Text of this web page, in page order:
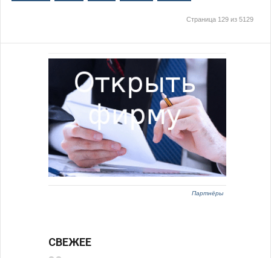
Страница 129 из 5129
Партнёры
СВЕЖЕЕ